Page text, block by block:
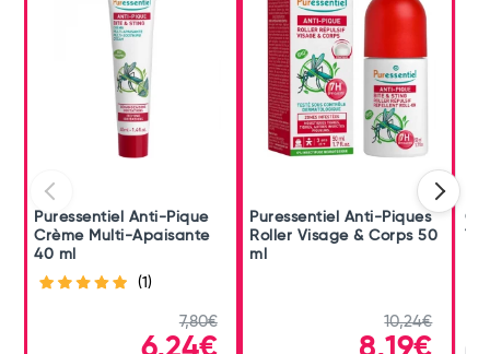
Puressentiel Anti-Pique
Crème Multi-Apaisante
40 ml
(1)
7,80€
Puressentiel Anti-Piques
Roller Visage & Corps 50
ml
10,24€